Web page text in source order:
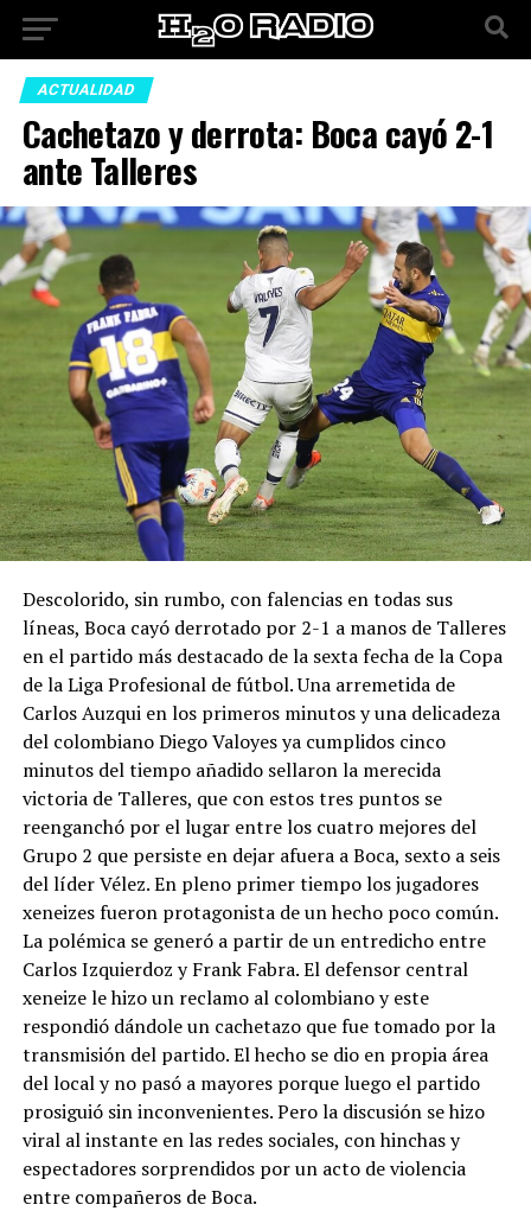
ACTUALIDAD
Cachetazo y derrota: Boca cayó 2-1
ante Talleres
Descolorido, sin rumbo, con falencias en todas sus
líneas, Boca cayó derrotado por 2-1 a manos de Talleres
en el partido más destacado de la sexta fecha de la Copa
de la Liga Profesional de fútbol. Una arremetida de
Carlos Auzqui en los primeros minutos y una delicadeza
del colombiano Diego Valoyes ya cumplidos cinco
minutos del tiempo añadido sellaron la merecida
victoria de Talleres, que con estos tres puntos se
reenganchó por el lugar entre los cuatro mejores del
Grupo 2 que persiste en dejar afuera a Boca, sexto a seis
del líder Vélez. En pleno primer tiempo los jugadores
xeneizes fueron protagonista de un hecho poco común.
La polémica se generó a partir de un entredicho entre
Carlos Izquierdoz y Frank Fabra. El defensor central
xeneize le hizo un reclamo al colombiano y este
respondió dándole un cachetazo que fue tomado por la
transmisión del partido. El hecho se dio en propia área
del local y no pasó a mayores porque luego el partido
prosiguió sin inconvenientes. Pero la discusión se hizo
viral al instante en las redes sociales, con hinchas y
espectadores sorprendidos por un acto de violencia
entre compañeros de Boca.